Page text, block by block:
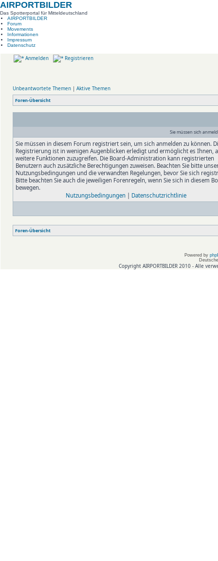
AIRPORTBILDER
Das Spotterportal für Mitteldeutschland
AIRPORTBILDER
Forum
Movements
Informationen
Impressum
Datenschutz
Anmelden Registrieren
Unbeantwortete Themen | Aktive Themen
Foren-Übersicht
Sie müssen sich
Sie müssen in diesem Forum registriert sein, um sich anmelden zu können.
Registrierung ist in wenigen Augenblicken erledigt und ermöglicht es Ihnen,
weitere Funktionen zuzugreifen. Die Board-Administration kann registrierten
Benutzern auch zusätzliche Berechtigungen zuweisen. Beachten Sie bitte
Nutzungsbedingungen und die verwandten Regelungen, bevor Sie sich
Bitte beachten Sie auch die jeweiligen Forenregeln, wenn Sie sich in diesem
bewegen.
Nutzungsbedingungen| Datenschutzrichtlinie
Foren-Übersicht
Powered by
Copyright AIRPORTBILDER 2010 - Alle